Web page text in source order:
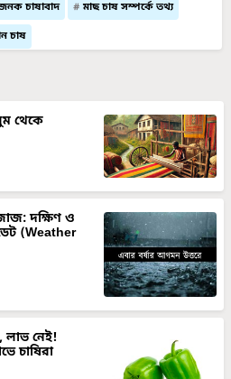
চাষাবাদ মাছ চাষ সম্পর্কে তথ্য
চাষ
থেকে
দক্ষিণ ও
(Weather
লাভ নেই!
চাষিরা